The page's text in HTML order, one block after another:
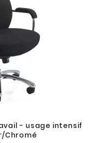
- usage intensif
Chromé